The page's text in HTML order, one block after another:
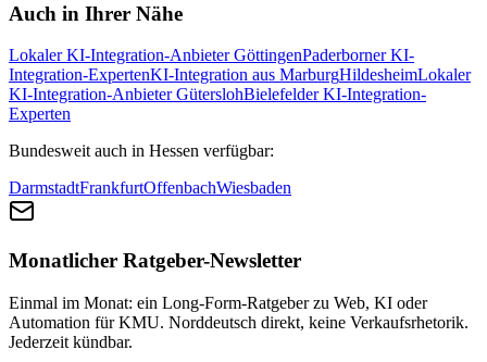
Auch in Ihrer Nähe
Lokaler KI-Integration-Anbieter GöttingenPaderborner KI-
Integration-ExpertenKI-Integration aus MarburgHildesheimLokaler
KI-Integration-Anbieter GüterslohBielefelder KI-Integration-
Experten
Bundesweit auch in Hessen verfügbar:
DarmstadtFrankfurtOffenbachWiesbaden
Monatlicher Ratgeber-Newsletter
Einmal im Monat: ein Long-Form-Ratgeber zu Web, KI oder
Automation für KMU. Norddeutsch direkt, keine Verkaufsrhetorik.
Jederzeit kündbar.